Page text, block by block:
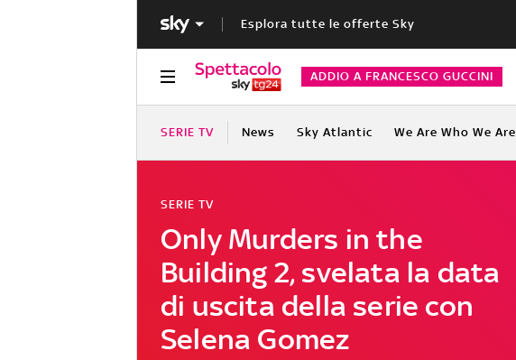
Esplora tutte le offerte Sky
ADDIO A FRANCESCO GUCCINI
SERIE TV News Sky Atlantic We Are Who We Are
Only Murders in the
Building 2, svelata la data
di uscita della serie con
Selena Gomez
SERIE TV